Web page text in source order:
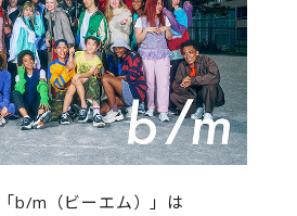
b/m（ビーエム）」は